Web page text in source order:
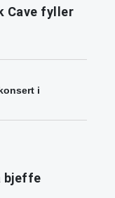
Cave fyller
i
bjeffe